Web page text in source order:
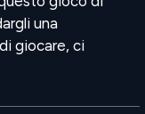
una
giocare, ci